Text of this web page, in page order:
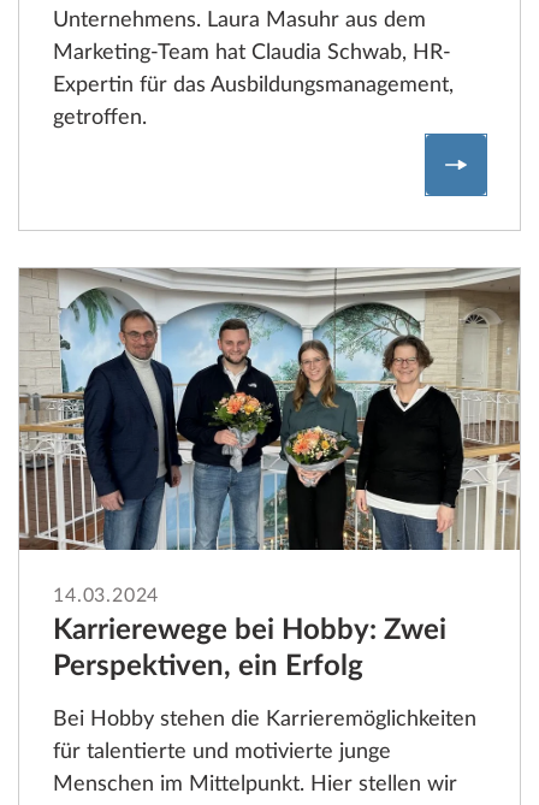
Unternehmens. Laura Masuhr aus dem
Marketing-Team hat Claudia Schwab, HR-
Expertin für das Ausbildungsmanagement,
getroffen.
Die
14.03.2024
Karrierewege bei Hobby: Zwei
Perspektiven, ein Erfolg
Bei Hobby stehen die Karrieremöglichkeiten
für talentierte und motivierte junge
Menschen im Mittelpunkt. Hier stellen wir